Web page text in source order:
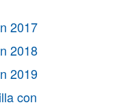
2017
2018
2019
con